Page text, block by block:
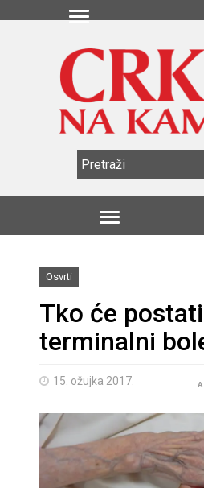
Osvrti
Tko će postati
terminalni
15. ožujka 2017. A